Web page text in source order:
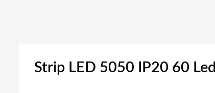
Strip LED 5050 IP20 60